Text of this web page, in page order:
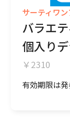
サーティワ
バラエ
個入り
2310
有効期限は発